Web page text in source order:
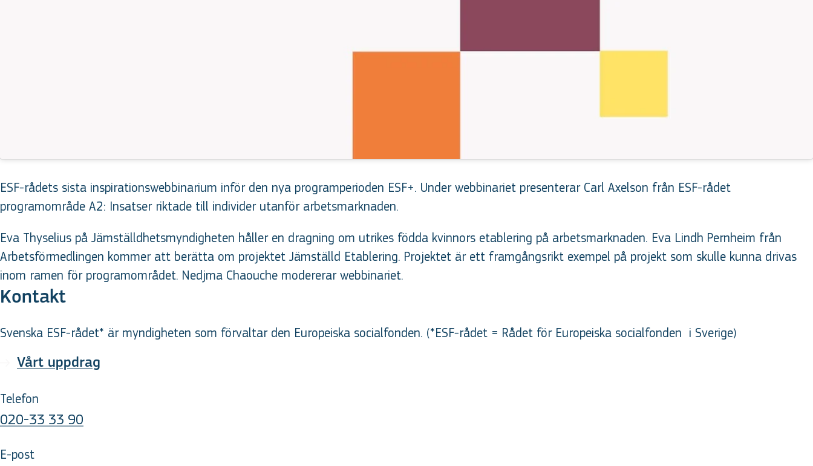
ESF-rådets sista inspirationswebbinarium inför den nya programperioden ESF+. Under webbinariet presenterar Carl Axelson från ESF-rådet
programområde A2: Insatser riktade till individer utanför arbetsmarknaden.
Eva Thyselius på Jämställdhetsmyndigheten håller en dragning om utrikes födda kvinnors etablering på arbetsmarknaden. Eva Lindh Pernheim från
Arbetsförmedlingen kommer att berätta om projektet Jämställd Etablering. Projektet är ett framgångsrikt exempel på projekt som skulle kunna drivas
inom ramen för programområdet. Nedjma Chaouche modererar webbinariet.
Kontakt
Svenska ESF-rådet* är myndigheten som förvaltar den Europeiska socialfonden. (*ESF-rådet = Rådet för Europeiska socialfonden i Sverige)
Vårt uppdrag
Telefon
020-33 33 90
E-post